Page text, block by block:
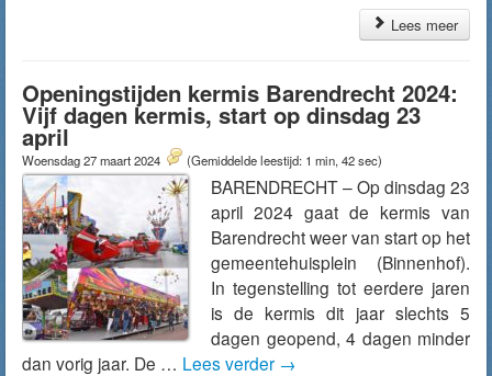
Lees meer
Openingstijden kermis Barendrecht 2024:
Vijf dagen kermis, start op dinsdag 23
april
Woensdag 27 maart 2024 (Gemiddelde leestijd: 1 min, 42 sec)
BARENDRECHT – Op dinsdag 23
april 2024 gaat de kermis van
Barendrecht weer van start op het
gemeentehuisplein (Binnenhof).
In tegenstelling tot eerdere jaren
is de kermis dit jaar slechts 5
dagen geopend, 4 dagen minder
dan vorig jaar. De … Lees verder →